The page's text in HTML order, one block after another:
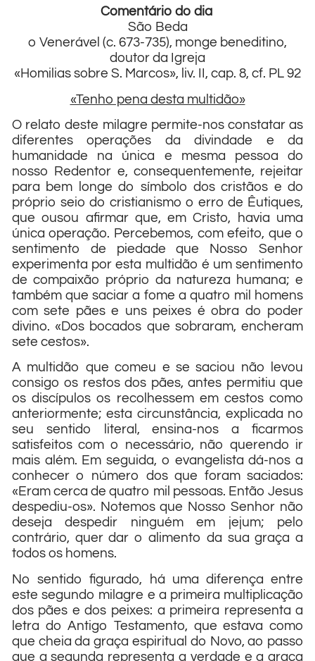
Comentário do dia
São Beda
o Venerável (c. 673-735), monge beneditino,
doutor da Igreja
«Homilias sobre S. Marcos», liv. II, cap. 8, cf. PL 92
«Tenho pena desta multidão»
O relato deste milagre permite-nos constatar as
diferentes operações da divindade e da
humanidade na única e mesma pessoa do
nosso Redentor e, consequentemente, rejeitar
para bem longe do símbolo dos cristãos e do
próprio seio do cristianismo o erro de Êutiques,
que ousou afirmar que, em Cristo, havia uma
única operação. Percebemos, com efeito, que o
sentimento de piedade que Nosso Senhor
experimenta por esta multidão é um sentimento
de compaixão próprio da natureza humana; e
também que saciar a fome a quatro mil homens
com sete pães e uns peixes é obra do poder
divino. «Dos bocados que sobraram, encheram
sete cestos».
A multidão que comeu e se saciou não levou
consigo os restos dos pães, antes permitiu que
os discípulos os recolhessem em cestos como
anteriormente; esta circunstância, explicada no
seu sentido literal, ensina-nos a ficarmos
satisfeitos com o necessário, não querendo ir
mais além. Em seguida, o evangelista dá-nos a
conhecer o número dos que foram saciados:
«Eram cerca de quatro mil pessoas. Então Jesus
despediu-os». Notemos que Nosso Senhor não
deseja despedir ninguém em jejum; pelo
contrário, quer dar o alimento da sua graça a
todos os homens.
No sentido figurado, há uma diferença entre
este segundo milagre e a primeira multiplicação
dos pães e dos peixes: a primeira representa a
letra do Antigo Testamento, que estava como
que cheia da graça espiritual do Novo, ao passo
que a segunda representa a verdade e a graça